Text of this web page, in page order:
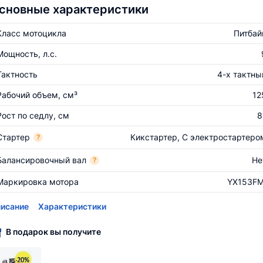
характеристики
мотоцикла
л.с.
4-х
объем, см³
по седлу, см
? Кикстартер, С
вал ?
мотора
Характеристики
В подарок вы получите